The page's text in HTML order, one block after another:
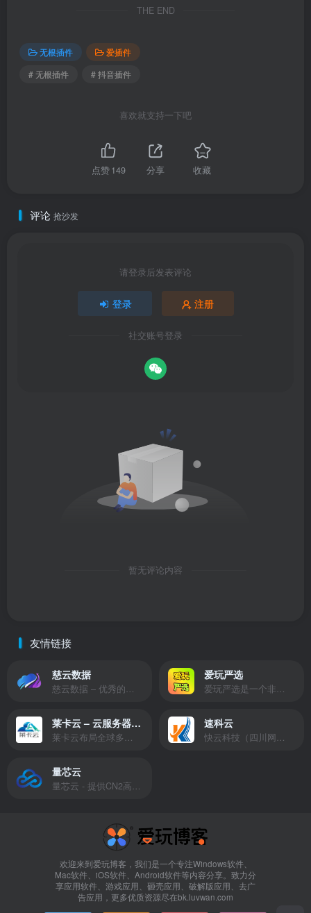
THE END
无根插件
爱插件
# 无根插件
# 抖音插件
喜欢就支持一下吧
点赞149 分享 收藏
评论 抢沙发
请登录后发表评论
登录 注册
社交账号登录
暂无评论内容
友情链接
慈云数据
慈云数据 – 优秀的云服务器服务商，提供最具有性价比的产品。慈云数据是开发者必不可少的良心云
爱玩严选
爱玩严选是一个非常有保障且性价比极高的虚拟商城，包括但不限于苹果证书、技术指导、会员充值等多种虚拟服务！
莱卡云 – 云服务器提供商
莱卡云布局全球多个地理区域。提供服务有：境外云服务器、国内云服务器、独立服务器、服务器托管、CDN、SSL证书、游戏服务器等业务。
速科云
快云科技（四川网联快云科技有限公司）成立于2021年，主营互联网业务平台服务提供商。公司专注为用户提供低价高性能云计算产品，致力于云计算应用的易用性开发，并引导云计算在国内普及
量芯云
量芯云 - 提供CN2高速香港美国云服务器&专业高防服务器租用等云服务器供应商
欢迎来到爱玩博客，我们是一个专注Windows软件、
Mac软件、iOS软件、Android软件等内容分享。致力分
享应用软件、游戏应用、砸壳应用、破解版应用、去广
告应用，更多优质资源尽在bk.luvwan.com